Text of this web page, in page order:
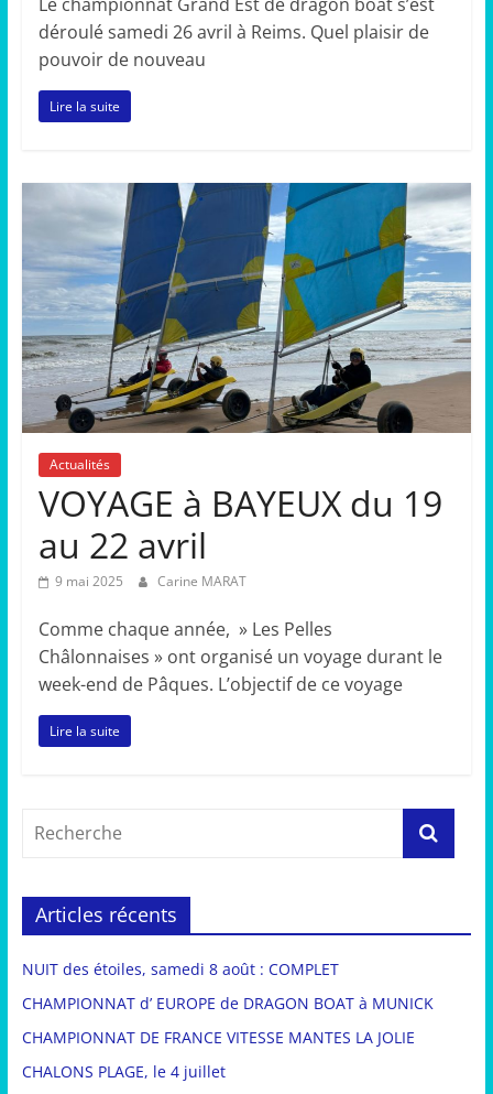
déroulé samedi 26 avril à Reims. Quel plaisir de
pouvoir de nouveau
Lire la suite
Actualités
VOYAGE à BAYEUX du 19
au 22 avril
9 mai 2025 Carine MARAT
Comme chaque année, » Les Pelles
Châlonnaises » ont organisé un voyage durant le
week-end de Pâques. L’objectif de ce voyage
Lire la suite
Articles récents
NUIT des étoiles, samedi 8 août : COMPLET
CHAMPIONNAT d’ EUROPE de DRAGON BOAT à MUNICK
CHAMPIONNAT DE FRANCE VITESSE MANTES LA JOLIE
CHALONS PLAGE, le 4 juillet